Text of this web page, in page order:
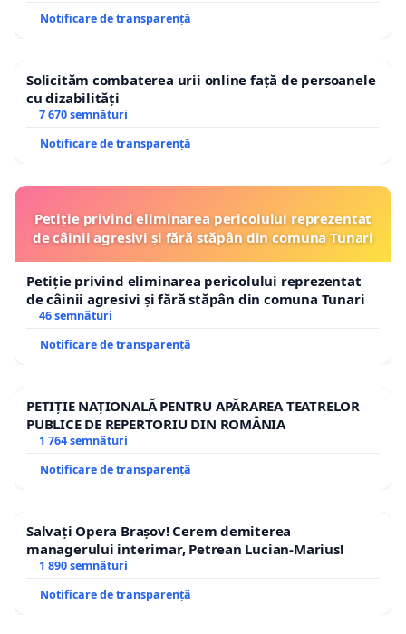
Notificare de transparență
Solicităm combaterea urii online față de persoanele
cu dizabilități
7 670 semnături
Notificare de transparență
Petiție privind eliminarea pericolului reprezentat
de câinii agresivi și fără stăpân din comuna Tunari
Petiție privind eliminarea pericolului reprezentat
de câinii agresivi și fără stăpân din comuna Tunari
46 semnături
Notificare de transparență
PETIȚIE NAȚIONALĂ PENTRU APĂRAREA TEATRELOR
PUBLICE DE REPERTORIU DIN ROMÂNIA
1 764 semnături
Notificare de transparență
Salvați Opera Brașov! Cerem demiterea
managerului interimar, Petrean Lucian-Marius!
1 890 semnături
Notificare de transparență